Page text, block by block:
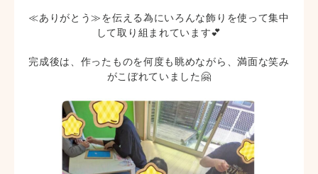
≪ありがとう≫を伝える為にいろんな飾りを使って集中
して取り組まれています💕
完成後は、作ったものを何度も眺めながら、満面な笑み
がこぼれていました🤗